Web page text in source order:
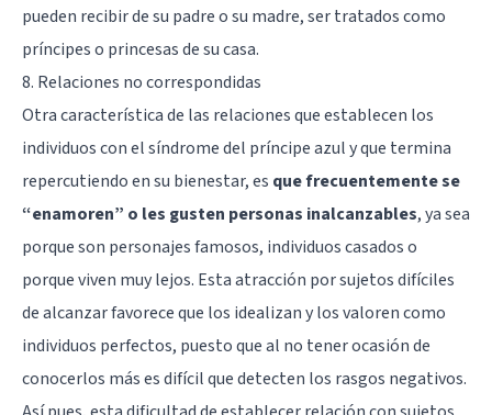
pueden recibir de su padre o su madre, ser tratados como
príncipes o princesas de su casa.
8. Relaciones no correspondidas
Otra característica de las relaciones que establecen los
individuos con el síndrome del príncipe azul y que termina
repercutiendo en su bienestar, es que frecuentemente se
“enamoren” o les gusten personas inalcanzables, ya sea
porque son personajes famosos, individuos casados o
porque viven muy lejos. Esta atracción por sujetos difíciles
de alcanzar favorece que los idealizan y los valoren como
individuos perfectos, puesto que al no tener ocasión de
conocerlos más es difícil que detecten los rasgos negativos.